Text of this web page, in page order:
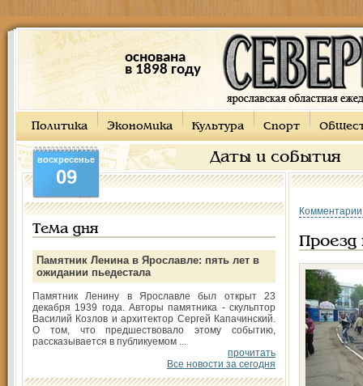
основана
в 1898 году
Политика Экономика Культура Спорт
Даты и события
воскресенье
09
Тема дня
Памятник Ленина в Ярославле: пять лет в
ожидании пьедестала
Памятник Ленину в Ярославле был открыт 23
декабря 1939 года. Авторы памятника - скульптор
Василий Козлов и архитектор Сергей Капачинский.
О том, что предшествовало этому событию,
рассказывается в публикуемом ...
прочитать
Все новости за сегодня
Проезд